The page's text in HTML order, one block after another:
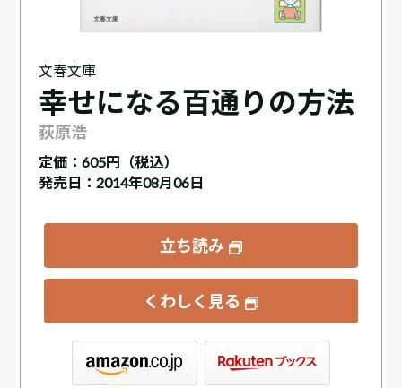
文春文庫
幸せになる百通りの方法
荻原浩
定価： 605円（税込）
発売日：2014年08月06日
立ち読み
くわしく見る